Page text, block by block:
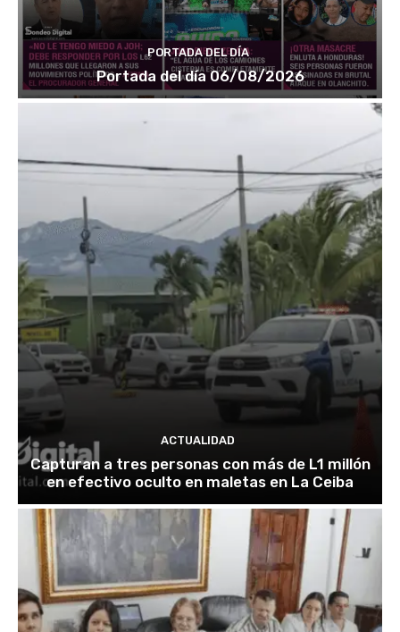
PORTADA DEL DÍA
Portada del día 06/08/2026
ACTUALIDAD
Capturan a tres personas con más de L1 millón
en efectivo oculto en maletas en La Ceiba